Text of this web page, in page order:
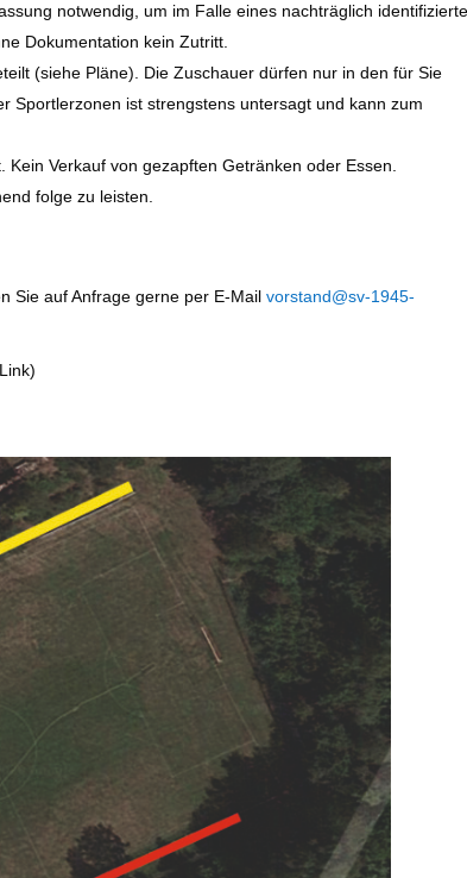
notwendig, um im Falle eines nachträglich
Dokumentation kein Zutritt.
(siehe Pläne). Die Zuschauer dürfen nur in den für Sie
Sportlerzonen ist strengstens untersagt und kann zum
Verkauf von gezapften Getränken oder Essen.
folge zu leisten.
Sie auf Anfrage gerne per E-Mail vorstand@sv-1945-